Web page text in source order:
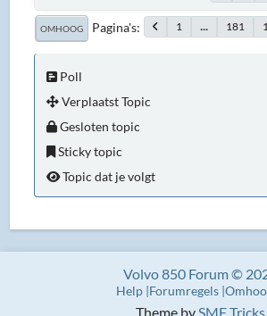
OMHOOG Pagina's 1 ... 181
Poll
Verplaatst Topic
Gesloten topic
Sticky topic
Topic dat je volgt
Theme by SMF Tricks
Volvo 850 Forum ©
Help Forumregels